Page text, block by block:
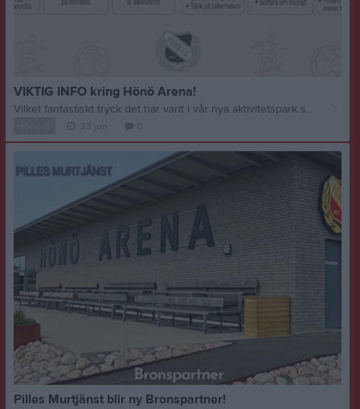
VIKTIG INFO kring Hönö Arena!
Vilket fantastiskt tryck det har varit i vår nya aktivitetspark sedan invigningen! Det är underbart att se så mycket liv och rörelse på arenan. För att området ska fortsätta vara en säker, ren och trivsam plats för precis alla – och för att vi ska värna om vår fina anläggning – behöver vi påminna om de trivselregler som gäller på hela Hönö Arena. Vi ber alla föräldrar att gå igenom dessa punkter med sina barn och ungdomar (se även bifogat): • Hjulfordon på rätt plats (Säkerheten först!) Kickbikes, cyklar, mopeder och andra hjulfordon är absolut förbjudna inne i själva aktivitetsparken och på konstgräsplanerna. Detta är dels för att de skadar underlaget, men framför allt för att förhindra att allvarliga olyckor sker när många barn springer runt på samma yta. Alla hjulfordon ska parkeras på anvisade platser framför klubbstugan. • Hjälp till att hålla rent Många äter mat och tar med sig kartonger och förpackningar ner till arenan, men tyvärr lämnas mycket skräp kvar. Det blir snabbt väldigt skräpigt. Släng alltid ditt skräp i papperskorgarna – eller ta med det hem om det är fullt. • Visa hänsyn till grannarna (Tyst kl. 22:00) Vi är måna om våra grannar runt arenan. Därför ska det vara helt tyst på området från klockan 22:00 varje kväll. • Alkoholfritt område Precis som tidigare är förtäring av alkohol strängt förbjudet på hela arenaområdet. Trygghet, staket och kameraövervakning Hönö Arena är en privatägd park och anläggning. Just nu uppför vi ett staket runt hela området, och vi vill även påminna om att hela arenaområdet är kameraövervakat dygnet runt. Vuxnas ansvar och allas respekt • Vårdnadshavares ansvar: Precis som på alla andra platser i samhället är det vårdnadshavare som bär det fulla ansvaret för sina barn och deras handlingar på området. • Vi lyssnar på varandra Oavsett om det är en ledare från föreningen, en förbigående vuxen eller en granne som säger till om reglerna (vilket de inte skall behöva göra), så lyssnar man med respekt på den personen. Vi i föreningen kommer att kontakta de vårdnadshavare vars barn inte sköter dessa enkla regler. Aktivitetsparken och arenan är till för er – låt oss hjälpas åt att hålla den i toppskick så att den förblir den härligaste mötesplatsen! ❤️🔴⚪️ Tack för er hjälp och er hänsyn! Styrelsen & Byggruppen Hönö IS
Pilles Murtjänst blir ny Bronspartner!